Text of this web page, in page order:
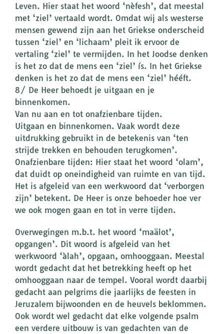
Leven. Hier staat het woord ‘nèfesh’, dat meestal
met ‘ziel’ vertaald wordt. Omdat wij als westerse
mensen gewend zijn aan het Griekse onderscheid
tussen ‘ziel’ en ‘lichaam’ pleit ik ervoor de
vertaling ‘ziel’ te vermijden. In het Joodse denken
is het zo dat de mens een ‘ziel’ ís. In het Griekse
denken is het zo dat de mens een ‘ziel’ hééft.
8/ De Heer behoedt je uitgaan en je
binnenkomen.
Van nu aan en tot onafzienbare tijden.
Uitgaan en binnenkomen. Vaak wordt deze
uitdrukking gebruikt in de betekenis van ‘ten
strijde trekken en behouden terugkomen’.
Onafzienbare tijden: Hier staat het woord ‘olam’,
dat duidt op oneindigheid van ruimte en van tijd.
Het is afgeleid van een werkwoord dat ‘verborgen
zijn’ betekent. De Heer is onze behoeder hoe ver
we ook mogen gaan en tot in verre tijden.
Overwegingen m.b.t. het woord ‘maälot’,
opgangen’. Dit woord is afgeleid van het
werkwoord ‘àlah’, opgaan, omhooggaan. Meestal
wordt gedacht dat het betrekking heeft op het
omhooggaan naar de tempel. Vooral wordt daarbij
gedacht aan pelgrims die jaarlijks de feesten in
Jeruzalem bijwoonden en de heuvels beklommen.
Ook wordt wel gedacht dat elke volgende psalm
een verdere uitbouw is van gedachten van de